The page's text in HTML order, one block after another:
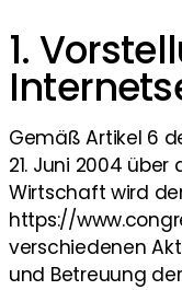
1.
Gemäß Artikel 6
21. Juni 2004
Wirtschaft wird
https://
verschiedenen
und Betreuung